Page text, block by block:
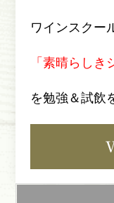
ワインスクー
「素晴らしき
を勉強＆試飲